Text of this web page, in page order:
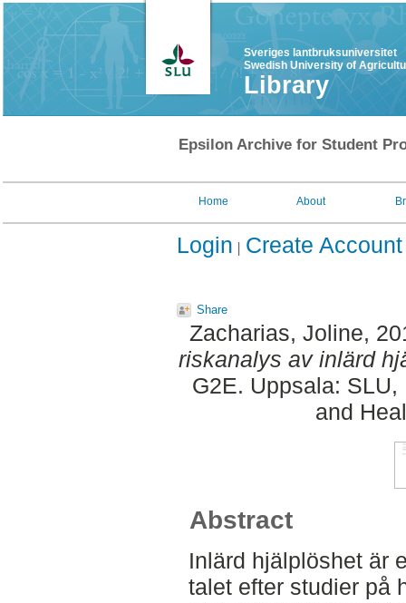
Sveriges lantbruksuniversitet
Swedish University of
Library
Epsilon Archive for Student
Home About
Login Create Account
Share
Zacharias, Joline,
riskanalys av inlärd
G2E. Uppsala:
and
Abstract
Inlärd hjälplöshet är
talet efter studier på